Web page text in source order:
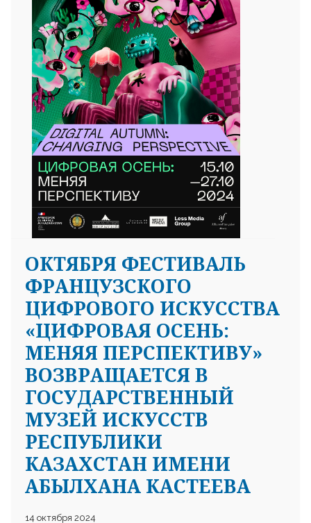
ОКТЯБРЯ ФЕСТИВАЛЬ
ФРАНЦУЗСКОГО
ЦИФРОВОГО ИСКУССТВА
«ЦИФРОВАЯ ОСЕНЬ:
МЕНЯЯ ПЕРСПЕКТИВУ»
ВОЗВРАЩАЕТСЯ В
ГОСУДАРСТВЕННЫЙ
МУЗЕЙ ИСКУССТВ
РЕСПУБЛИКИ
КАЗАХСТАН ИМЕНИ
АБЫЛХАНА КАСТЕЕВА
14 октября 2024